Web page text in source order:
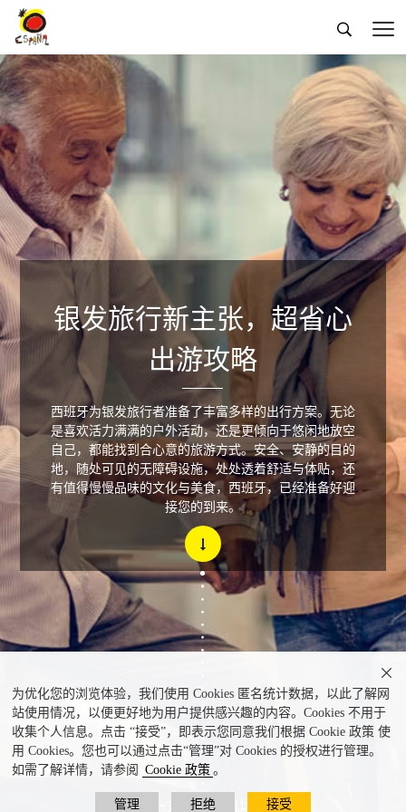
 
为优化您的浏览体验，我们使用 Cookies 匿名统计数据，以此了解网
站使用情况，以便更好地为用户提供感兴趣的内容。Cookies 不用于
收集个人信息。点击 “接受”，即表示您同意我们根据 Cookie 政策 使
用 Cookies。您也可以通过点击“管理”对 Cookies 的授权进行管理。
如需了解详情，请参阅
Cookie 政策 。
管理 拒绝 接受

一对夫妇在机场
银发旅行新主张，超省心
出游攻略
西班牙为银发旅行者准备了丰富多样的出行方案。无论
是喜欢活力满满的户外活动，还是更倾向于悠闲地放空
自己，都能找到合心意的旅游方式。安全、安静的目的
地，随处可见的无障碍设施，处处透着舒适与体贴，还
有值得慢慢品味的文化与美食，西班牙，已经准备好迎
接您的到来。